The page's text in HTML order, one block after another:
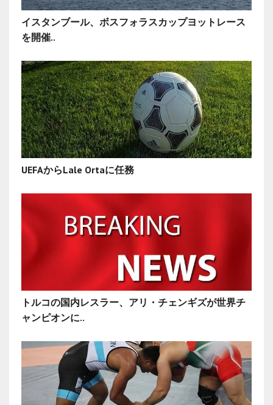
イスタンブール、ボスフォラスカップヨットレース
を開催..
UEFAからLale Ortaに任務
トルコの国内レスラー、アリ・チェンギズが世界チ
ャンピオンに..